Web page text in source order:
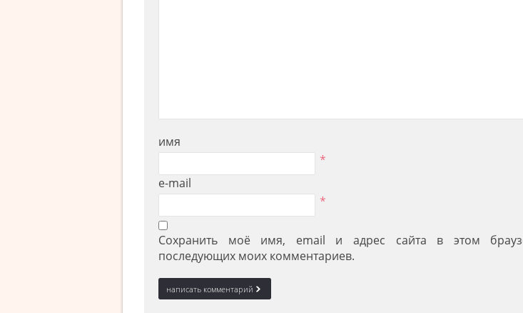
имя
*
e-mail
*
Сохранить моё имя, email и адрес сайта в этом
последующих моих комментариев.